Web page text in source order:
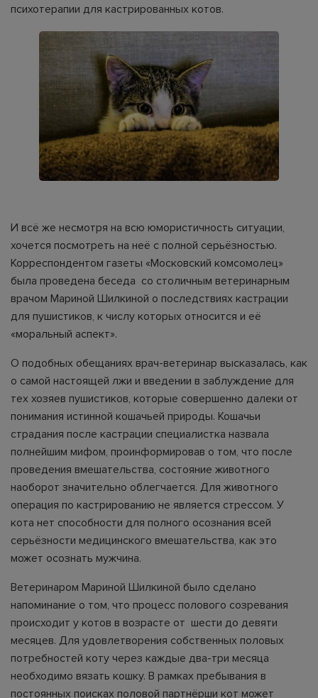
психотерапии для кастрированных котов.
И всё же несмотря на всю юмористичность ситуации,
хочется посмотреть на неё с полной серьёзностью.
Корреспондентом газеты «Московский комсомолец»
была проведена беседа со столичным ветеринарным
врачом Мариной Шилкиной о последствиях кастрации
для пушистиков, к числу которых относится и её
«моральный аспект».
О подобных обещаниях врач-ветеринар высказалась, как
о самой настоящей лжи и введении в заблуждение для
тех хозяев пушистиков, которые совершенно далеки от
понимания истинной кошачьей природы. Кошачьи
страдания после кастрации специалистка назвала
полнейшим мифом, проинформировав о том, что после
проведения вмешательства, состояние животного
наоборот значительно облегчается. Для животного
операция по кастрированию не является стрессом. У
кота нет способности для полного осознания всей
серьёзности медицинского вмешательства, как это
может осознать мужчина.
Ветеринаром Мариной Шилкиной было сделано
напоминание о том, что процесс полового созревания
происходит у котов в возрасте от шести до девяти
месяцев. Для удовлетворения собственных половых
потребностей коту через каждые два-три месяца
необходимо вязать кошку. В рамках пребывания в
постоянных поисках половой партнёрши кот может